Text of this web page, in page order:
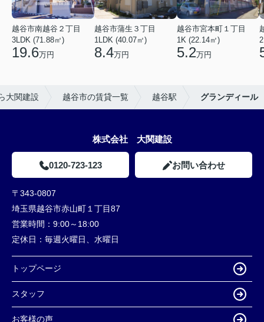
越谷市南越谷２丁目
3LDK (71.88㎡)
19.6万円
越谷市蒲生３丁目
1LDK (40.07㎡)
8.4万円
越谷市宮本町１丁目
1K (22.14㎡)
5.2万円
大関建設 越谷市の賃貸一覧 越谷駅 グランディール
株式会社 大関建設
0120-723-123 お問い合わせ
〒343-0807
埼玉県越谷市赤山町１丁目87
営業時間： 9:00～18:00
定休日： 毎週火曜日、水曜日
トップページ
スタッフ
お客様の声